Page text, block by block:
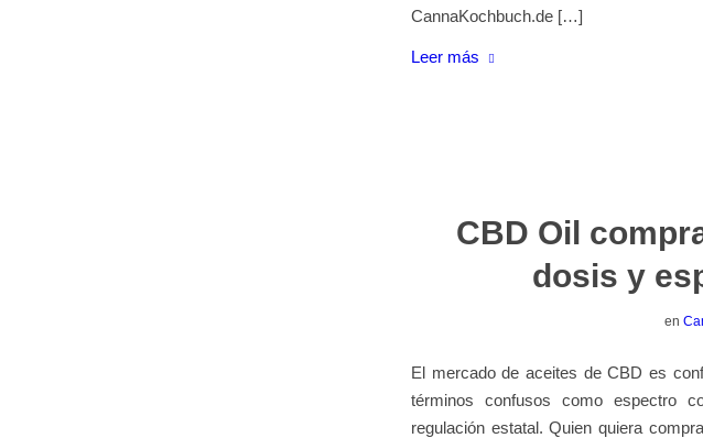
CannaKochbuch.de […]
Leer más
CBD Oil
dosis y
en
El mercado de aceites de CBD es
términos confusos como espectro
regulación estatal. Quien quiera